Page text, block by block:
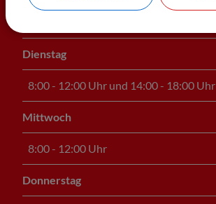
Dienstag
8:00 - 12:00 Uhr und 14:00 - 18:00 Uhr
Mittwoch
8:00 - 12:00 Uhr
Donnerstag